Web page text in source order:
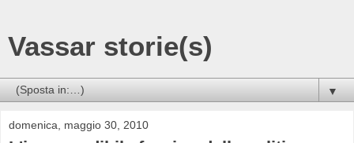
Vassar storie(s)
▼
domenica, maggio 30, 2010